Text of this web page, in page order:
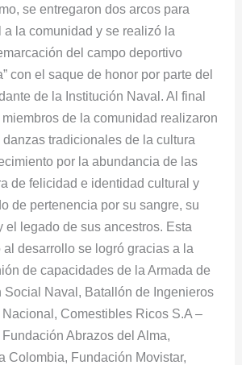
se entregaron dos arcos para
a la comunidad y se realizó la
del campo deportivo
con el saque de honor por parte del
de la Institución Naval. Al final
de la comunidad realizaron
tradicionales de la cultura
por la abundancia de las
de felicidad e identidad cultural y
de pertenencia por su sangre, su
el legado de sus ancestros. Esta
desarrollo se logró gracias a la
de capacidades de la Armada de
Social Naval, Batallón de Ingenieros
Comestibles Ricos S.A –
Abrazos del Alma,
Colombia, Fundación Movistar,